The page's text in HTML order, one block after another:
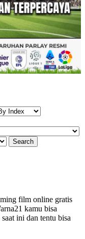
film online gratis
kamu bisa
ini dan tentu bisa